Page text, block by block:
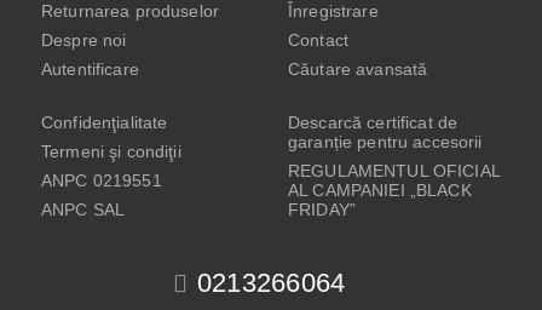
0213266064
Returnarea produselor
Despre noi
Autentificare
Înregistrare
Contact
Căutare avansată
Confidenţialitate
Termeni şi condiţii
ANPC 0219551
ANPC SAL
Descarcă certificat de
garanție pentru accesorii
REGULAMENTUL OFICIAL
AL CAMPANIEI „BLACK
FRIDAY”